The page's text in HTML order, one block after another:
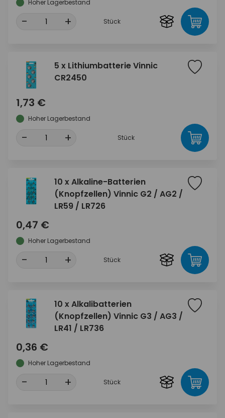
Hoher Lagerbestand
- + Stück
5 x Lithiumbatterie Vinnic
CR2450
1,73 €
Hoher Lagerbestand
- + Stück
10 x Alkaline-Batterien
(Knopfzellen) Vinnic G2 / AG2 /
LR59 / LR726
0,47 €
Hoher Lagerbestand
- + Stück
10 x Alkalibatterien
(Knopfzellen) Vinnic G3 / AG3 /
LR41 / LR736
0,36 €
Hoher Lagerbestand
- + Stück